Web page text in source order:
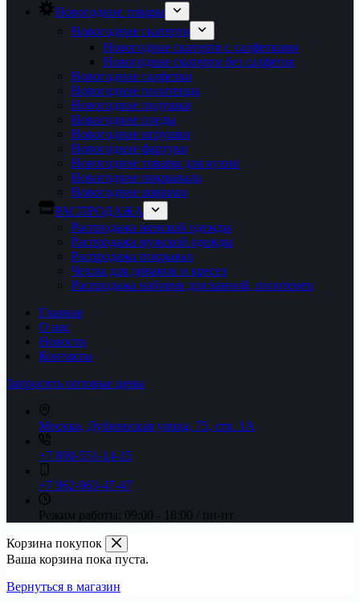
Новогодние товары
Новогодние скатерти
Новогодние скатерти с салфетками
Новогодние скатерти без салфеток
Новогодние салфетки
Новогодние полотенца
Новогодние подушки
Новогодние пледы
Новогодние игрушки
Новогодние фартуки
Новогодние товары для кухни
Новогодние покрывала
Новогодние коврики
РАСПРОДАЖА
Распродажа женской одежды
Распродажа мужской одежды
Распродажа покрывал
Чехлы для диванов и кресел
Распродажа наборов для ванной, полотенец
Главная
О нас
Новости
Контакты
Запросить оптовые цены
Москва, Дубнинская улица, 75, стр. 1А
+7 800-551-14-15
+7 962-963-47-47
Режим работы: 09:00 - 18:00 / пн-пт
Корзина покупок
Ваша корзина пока пуста.
Вернуться в магазин